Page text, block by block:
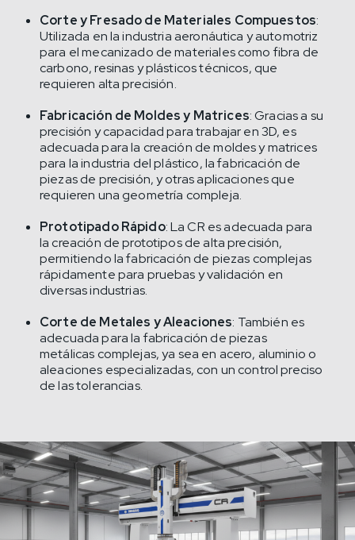
Corte y Fresado de Materiales Compuestos:
Utilizada en la industria aeronáutica y automotriz
para el mecanizado de materiales como fibra de
carbono, resinas y plásticos técnicos, que
requieren alta precisión.
Fabricación de Moldes y Matrices: Gracias a su
precisión y capacidad para trabajar en 3D, es
adecuada para la creación de moldes y matrices
para la industria del plástico, la fabricación de
piezas de precisión, y otras aplicaciones que
requieren una geometría compleja.
Prototipado Rápido: La CR es adecuada para
la creación de prototipos de alta precisión,
permitiendo la fabricación de piezas complejas
rápidamente para pruebas y validación en
diversas industrias.
Corte de Metales y Aleaciones: También es
adecuada para la fabricación de piezas
metálicas complejas, ya sea en acero, aluminio o
aleaciones especializadas, con un control preciso
de las tolerancias.